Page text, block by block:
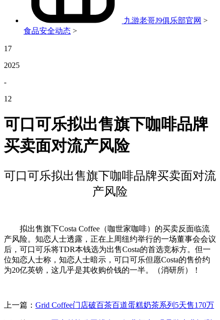
九游老哥J9俱乐部官网 >
食品安全动态 >
17
2025
-
12
可口可乐拟出售旗下咖啡品牌
买卖面对流产风险
可口可乐拟出售旗下咖啡品牌买卖面对流
产风险
拟出售旗下Costa Coffee（咖世家咖啡）的买卖反面临流
产风险。知恋人士透露，正在上周纽约举行的一场董事会会议
后，可口可乐将TDR本钱选为出售Costa的首选竞标方。但一
位知恋人士称，知恋人士暗示，可口可乐但愿Costa的售价约
为20亿英镑，这几乎是其收购价钱的一半。（消研所）！
上一篇： Grid Coffee门店破百茶百道蛋糕奶茶系列5天售170万